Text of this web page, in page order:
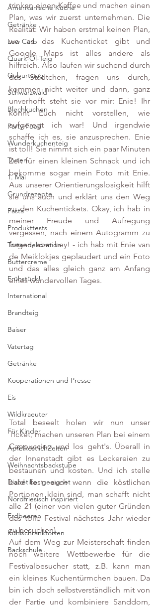
Amerikanische Küche
Getränke
Low Carb
Quark-Öl-Teig
Geburtstag
Schwarzwald
Blechkuchen
Party-Food
Wunderkuchenteig
Torten
1. Mai
Grundrezepte
Pasta
Produkttests
Tortendekoration
Buttercreme
Frühstück!
International
Brandteig
Baiser
Vatertag
Getränke
Kooperationen und Presse
Eis
Wildkraeuter
Für Kinder
ApfelköstlichZeiten
Weihnachtsbackstube
Diabetiker geeignet
Nordfriesisch inspiriert
Erdbeeren
Kühlschranktorten
Backschule
trinken einen Kaffee und machen einen
Plan, was wir zuerst unternehmen. Die
Realität: Wir haben erstmal keinen Plan,
wo es das Kuchenticket gibt und
Google Maps ist alles andere als
hilfreich. Also laufen wir suchend durch
das Städtchen, fragen uns durch,
kommen nicht weiter und dann, ganz
unverhofft steht sie vor mir: Enie! Ihr
könnt Euch nicht vorstellen, wie
aufgeregt ich war! Und irgendwie
schaffe ich es, sie anzusprechen. Enie
ist toll! Sie nimmt sich ein paar Minuten
Zeit für einen kleinen Schnack und ich
bekomme sogar mein Foto mit Enie.
Aus unserer Orientierungslosigkeit hilft
sie uns auch und erklärt uns den Weg
zu den Kuchentickets. Okay, ich hab in
meiner Freude und Aufregung
vergessen, nach einem Autogramm zu
fragen, aber hey! - ich hab mit Enie van
de Meiklokjes geplaudert und ein Foto
und das alles gleich ganz am Anfang
eines wundervollen Tages.
Total beseelt holen wir nun unser
Ticket, machen unseren Plan bei einem
Cappuccino und los geht's. Überall in
der Innenstadt gibt es Leckereien zu
bestaunen und kosten. Und ich stelle
bald fest: auch wenn die köstlichen
Portionen klein sind, man schafft nicht
alle 21 (einer von vielen guter Gründen
das tolle Festival nächstes Jahr wieder
zu besuchen).
Auf dem Weg zur Meisterschaft finden
noch weitere Wettbewerbe für die
Festivalbesucher statt, z.B. kann man
ein kleines Kuchentürmchen bauen. Da
bin ich doch selbstverständlich mit von
der Partie und kombiniere Sanddorn,